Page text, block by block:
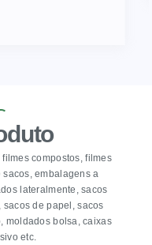
compostos, filmes
embalagens a
lateralmente, sacos
sacos de papel, sacos
moldados bolsa, caixas
etc.